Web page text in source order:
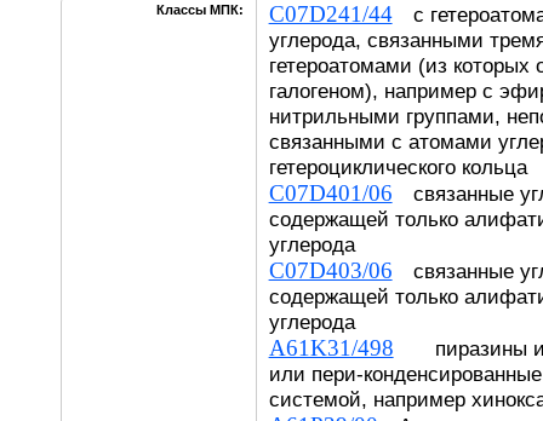
Классы МПК: C07D241/44с
углерода, связанными
гетероатомами (из
галогеном), например с
нитрильными группами,
связанными с атомами
гетероциклического кольца
C07D401/06 связанные
содержащей только
углерода
C07D403/06 связанные
содержащей только
углерода
A61K31/498 пиразины
или пери-
системой, например